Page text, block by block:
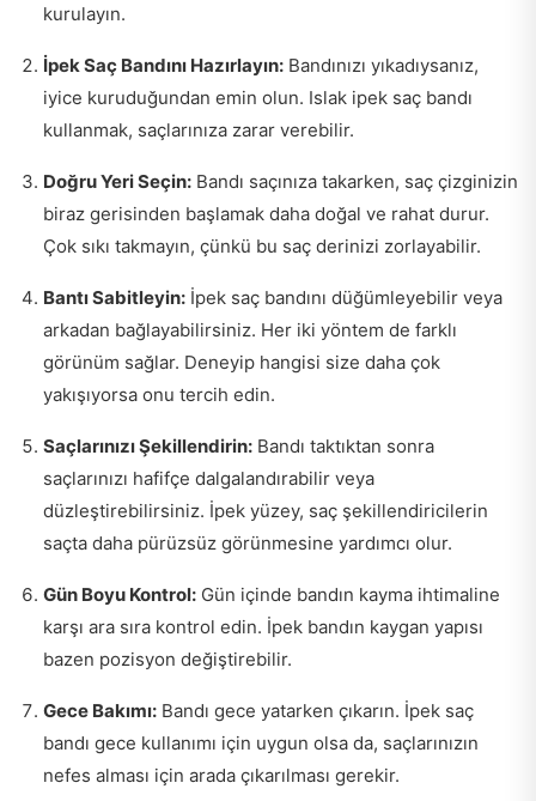
kurulayın.
İpek Saç Bandını Hazırlayın: Bandınızı yıkadıysanız,
iyice kuruduğundan emin olun. Islak ipek saç bandı
kullanmak, saçlarınıza zarar verebilir.
Doğru Yeri Seçin: Bandı saçınıza takarken, saç çizginizin
biraz gerisinden başlamak daha doğal ve rahat durur.
Çok sıkı takmayın, çünkü bu saç derinizi zorlayabilir.
Bantı Sabitleyin: İpek saç bandını düğümleyebilir veya
arkadan bağlayabilirsiniz. Her iki yöntem de farklı
görünüm sağlar. Deneyip hangisi size daha çok
yakışıyorsa onu tercih edin.
Saçlarınızı Şekillendirin: Bandı taktıktan sonra
saçlarınızı hafifçe dalgalandırabilir veya
düzleştirebilirsiniz. İpek yüzey, saç şekillendiricilerin
saçta daha pürüzsüz görünmesine yardımcı olur.
Gün Boyu Kontrol: Gün içinde bandın kayma ihtimaline
karşı ara sıra kontrol edin. İpek bandın kaygan yapısı
bazen pozisyon değiştirebilir.
Gece Bakımı: Bandı gece yatarken çıkarın. İpek saç
bandı gece kullanımı için uygun olsa da, saçlarınızın
nefes alması için arada çıkarılması gerekir.